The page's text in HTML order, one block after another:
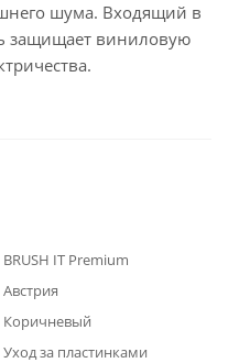
шума. Входящий в
защищает виниловую
BRUSH IT Premium
Австрия
Коричневый
Уход за пластинками